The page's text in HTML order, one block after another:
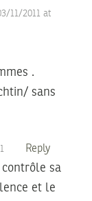
11/2011 at
.
sans
Reply
contrôle sa
et le